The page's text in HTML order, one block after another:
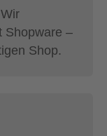
Shopware –
Shop.